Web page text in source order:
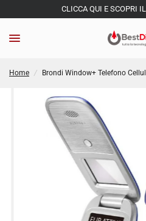
CLICCA QUI E SCOPRI
Home / Brondi Window+ Telefono